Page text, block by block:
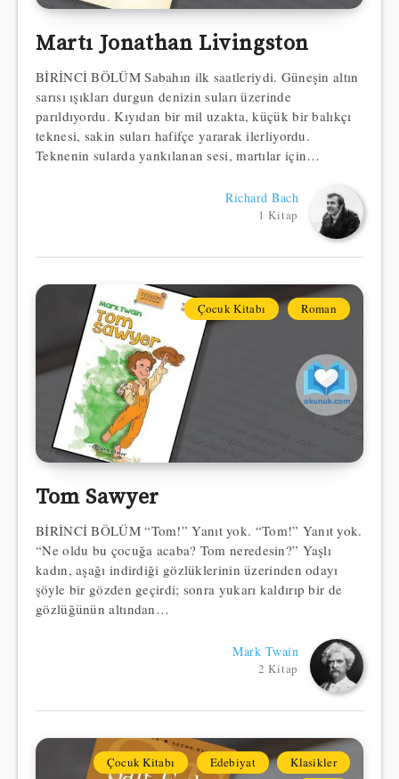
Martı Jonathan Livingston
BİRİNCİ BÖLÜM Sabahın ilk saatleriydi. Güneşin altın
sarısı ışıkları durgun denizin suları üzerinde
parıldıyordu. Kıyıdan bir mil uzakta, küçük bir balıkçı
teknesi, sakin suları hafifçe yararak ilerliyordu.
Teknenin sularda yankılanan sesi, martılar için…
Richard Bach
1 Kitap
Çocuk Kitabı Roman
Tom Sawyer
BİRİNCİ BÖLÜM “Tom!” Yanıt yok. “Tom!” Yanıt yok.
“Ne oldu bu çocuğa acaba? Tom neredesin?” Yaşlı
kadın, aşağı indirdiği gözlüklerinin üzerinden odayı
şöyle bir gözden geçirdi; sonra yukarı kaldırıp bir de
gözlüğünün altından…
Mark Twain
2 Kitap
Çocuk Kitabı Edebiyat Klasikler